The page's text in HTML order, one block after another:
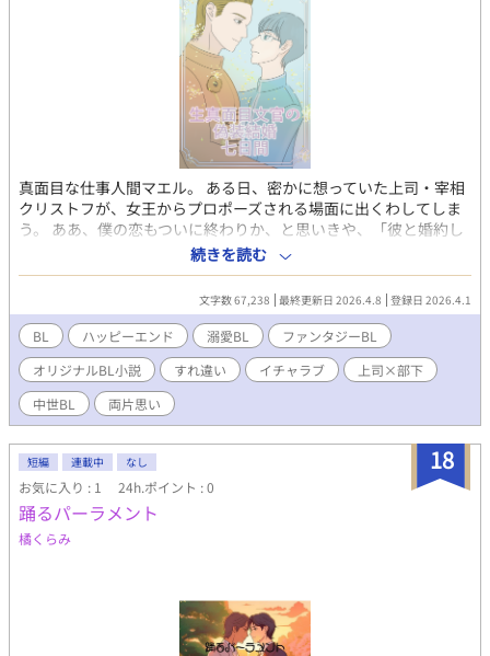
真面目な仕事人間マエル。 ある日、密かに想っていた上司・宰相
クリストフが、女王からプロポーズされる場面に出くわしてしま
う。 ああ、僕の恋もついに終わりか、と思いきや、「彼と婚約し
ておりますので」とクリストフが指さしたのは……、えっ、僕？
女王の疑いから逃れるべく、突如偽装結婚生活がスタート。 夫婦
らしく振る舞うため、二人は日夜スキンシップの練習に励むこと
に……。 ストーリーのテイスト 終始いちゃいちゃ度
★★★★★ 切ない度 ☆☆☆☆☆ 明るい度 ★★★★★
分かりやすい度 ★★★★★ 26話完結＋番外編１話 マエル……真
面目な宰相補佐。いつも冷静で感情を出さず黙々と働く。眼鏡。
クリストフ……新任宰相。才気煥発で、歴代最年少の就任。剣術
の鍛錬が日課。 女王……この国の絶対権力。剛毅な性格で、行動
続きを読む
文字数 67,238 最終更新日 2026.4.8 登録日 2026.4.1
BL ハッピーエンド 溺愛BL
ファンタジーBL
オリジナルBL小説
すれ違い イチャラブ
上司×部下
中世BL
両片思い
18
短編 連載中 なし
お気に入り : 1 24h.ポイント : 0
踊るパーラメント
橘くらみ